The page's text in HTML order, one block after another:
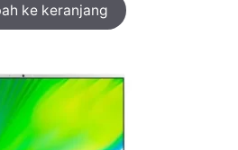
ke keranjang